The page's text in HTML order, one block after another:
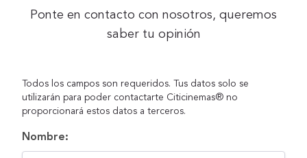
Ponte en contacto con nosotros, queremos
saber tu opinión
Todos los campos son requeridos. Tus datos solo se
utilizarán para poder contactarte Citicinemas® no
proporcionará estos datos a terceros.
Nombre: